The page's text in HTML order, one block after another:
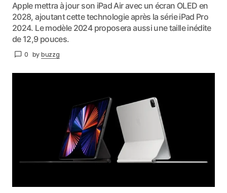
Apple mettra à jour son iPad Air avec un écran OLED en
2028, ajoutant cette technologie après la série iPad Pro
2024. Le modèle 2024 proposera aussi une taille inédite
de 12,9 pouces.
0 bybuzzg